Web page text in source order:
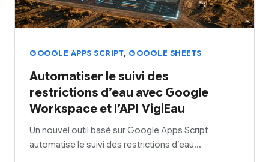
GOOGLE APPS SCRIPT, GOOGLE SHEETS
Automatiser le suivi des
restrictions d’eau avec Google
Workspace et l’API VigiEau
Un nouvel outil basé sur Google Apps Script
automatise le suivi des restrictions d’eau…